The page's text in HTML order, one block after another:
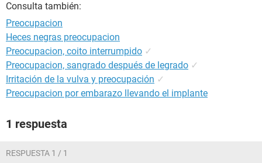
Consulta también:
Preocupacion
Heces negras preocupacion
Preocupacion, coito interrumpido ✓
Preocupacion, sangrado después de legrado ✓
Irritación de la vulva y preocupación ✓
Preocupacion por embarazo llevando el implante
1 respuesta
RESPUESTA 1 / 1